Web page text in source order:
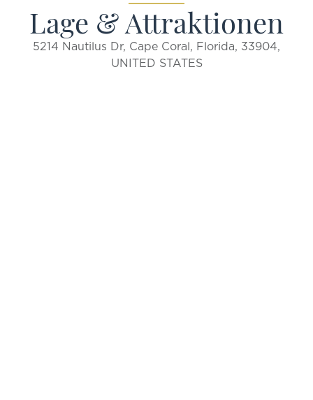
Lage & Attraktionen
5214 Nautilus Dr, Cape Coral, Florida, 33904,
UNITED STATES